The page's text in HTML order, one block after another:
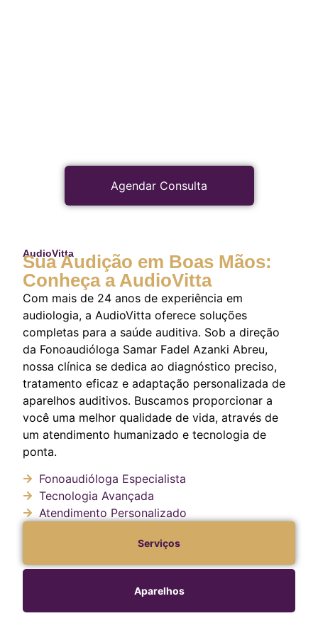
Agendar Consulta
AudioVitta
Sua Audição em Boas Mãos:
Conheça a AudioVitta
Com mais de 24 anos de experiência em
audiologia, a AudioVitta oferece soluções
completas para a saúde auditiva. Sob a direção
da Fonoaudióloga Samar Fadel Azanki Abreu,
nossa clínica se dedica ao diagnóstico preciso,
tratamento eficaz e adaptação personalizada de
aparelhos auditivos. Buscamos proporcionar a
você uma melhor qualidade de vida, através de
um atendimento humanizado e tecnologia de
ponta.
Fonoaudióloga Especialista
Tecnologia Avançada
Atendimento Personalizado
Serviços
Aparelhos